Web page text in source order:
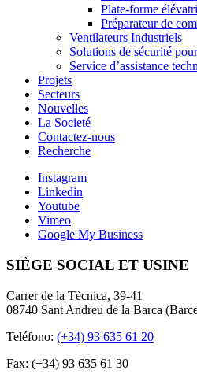
Plate-forme
Préparateur de
Ventilateurs Industriels
Solutions de sécurité
Service d’assistance
Projets
Secteurs
Nouvelles
La Societé
Contactez-nous
Recherche
Instagram
Linkedin
Youtube
Vimeo
Google My Business
SIÈGE SOCIAL ET USINE
Carrer de la Tècnica, 39-41
08740 Sant Andreu de la Barca
Teléfono: (+34) 93 635 61 20
Fax: (+34) 93 635 61 30